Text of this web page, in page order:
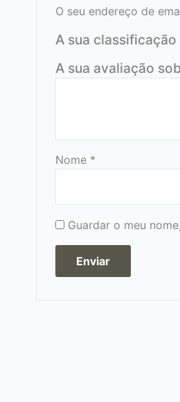
O seu endereço de
A sua classificação
A sua avaliação
Nome *
Guardar o meu